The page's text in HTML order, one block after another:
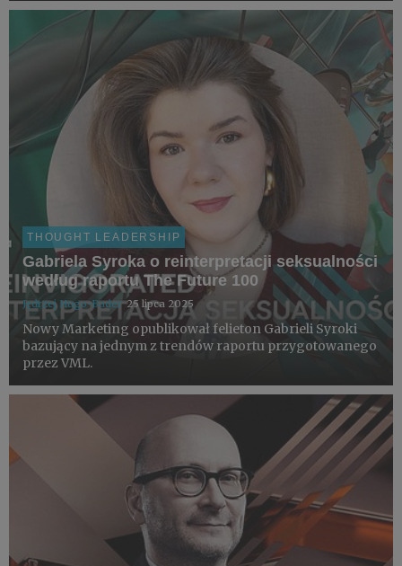
THOUGHT LEADERSHIP
Gabriela Syroka o reinterpretacji seksualności
według raportu The Future 100
Jędrzej Hugo-Bader 25 lipca 2025
Nowy Marketing opublikował felieton Gabrieli Syroki
bazujący na jednym z trendów raportu przygotowanego
przez VML.